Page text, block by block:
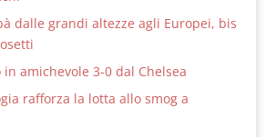
dalle grandi altezze agli Europei, bis
amichevole 3-0 dal Chelsea
rafforza la lotta allo smog a